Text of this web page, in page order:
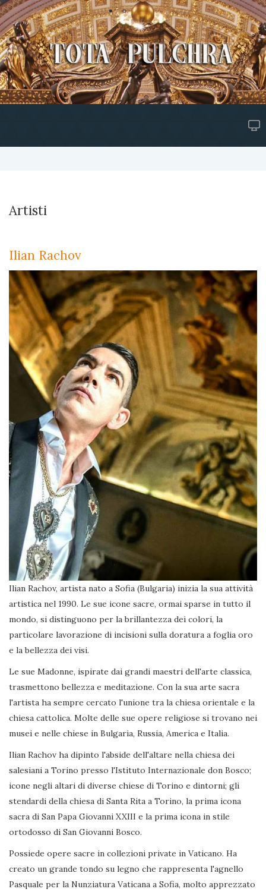
Artisti
Ilian Rachov
Ilian Rachov, artista nato a Sofia (Bulgaria) inizia la sua attività
artistica nel 1990. Le sue icone sacre, ormai sparse in tutto il
mondo, si distinguono per la brillantezza dei colori, la
particolare lavorazione di incisioni sulla doratura a foglia oro
e la bellezza dei visi.
Le sue Madonne, ispirate dai grandi maestri dell'arte classica,
trasmettono bellezza e meditazione. Con la sua arte sacra
l'artista ha sempre cercato l'unione tra la chiesa orientale e la
chiesa cattolica. Molte delle sue opere religiose si trovano nei
musei e nelle chiese in Bulgaria, Russia, America e Italia.
Ilian Rachov ha dipinto l'abside dell'altare nella chiesa dei
salesiani a Torino presso l'Istituto Internazionale don Bosco;
icone negli altari di diverse chiese di Torino e dintorni; gli
stendardi della chiesa di Santa Rita a Torino, la prima icona
sacra di San Papa Giovanni XXIII e la prima icona in stile
ortodosso di San Giovanni Bosco.
Possiede opere sacre in collezioni private in Vaticano. Ha
creato un grande tondo su legno che rappresenta l'agnello
Pasquale per la Nunziatura Vaticana a Sofia, molto apprezzato